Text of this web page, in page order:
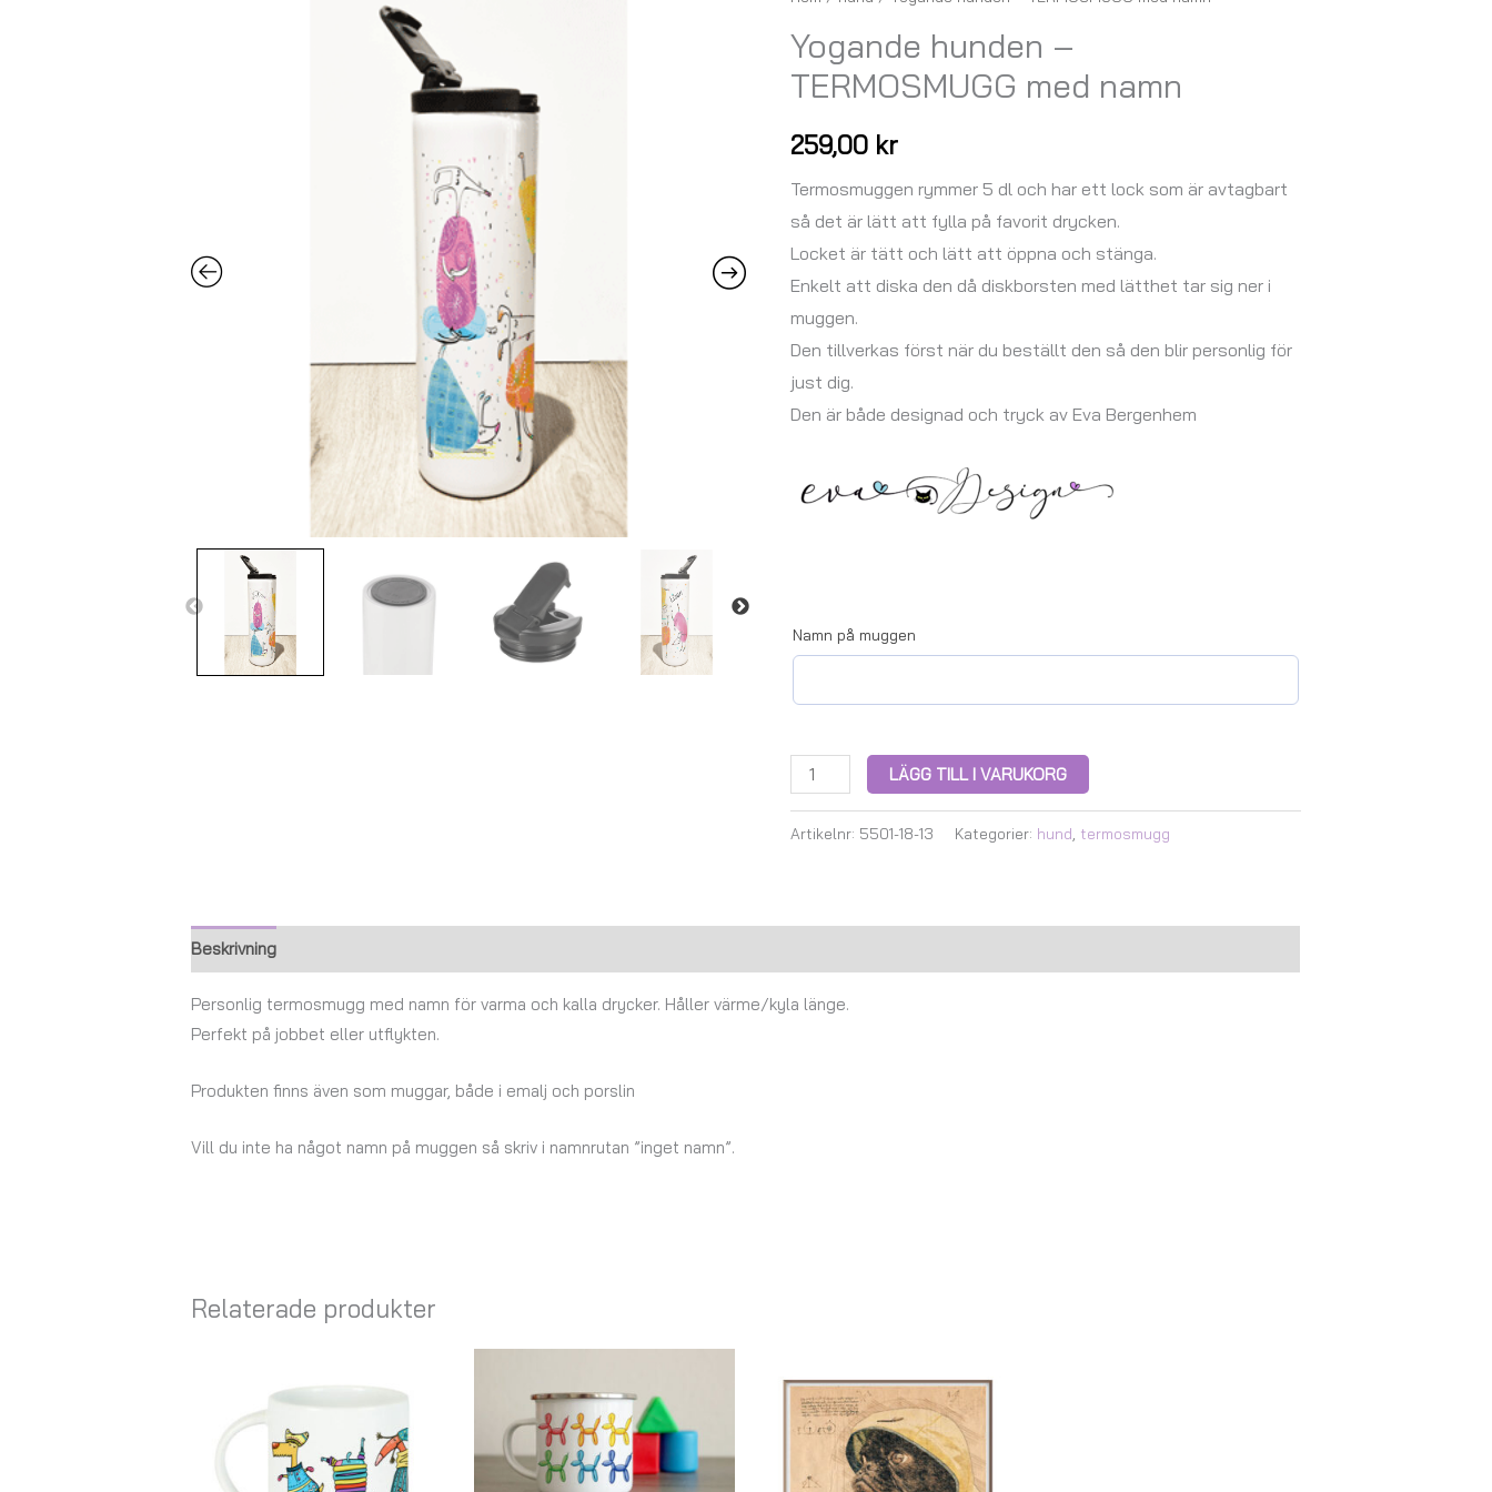
Yogande hunden –
TERMOSMUGG med namn
259,00 kr
Termosmuggen rymmer 5 dl och har ett lock som är avtagbart
så det är lätt att fylla på favorit drycken.
Locket är tätt och lätt att öppna och stänga.
Enkelt att diska den då diskborsten med lätthet tar sig ner i
muggen.
Den tillverkas först när du beställt den så den blir personlig för
just dig.
Den är både designad och tryck av Eva Bergenhem
Namn på muggen
TERMOSMUGG
namn
LÄGG TILL I VARUKORG
Artikelnr: 5501-18-13 Kategorier: hund termosmugg
Beskrivning
Personlig termosmugg med namn för varma och kalla drycker. Håller värme/kyla länge.
Perfekt på jobbet eller utflykten.
Produkten finns även som muggar, både i emalj och porslin
Vill du inte ha något namn på muggen så skriv i namnrutan ”inget namn”.
Relaterade produkter
129,00 kr
till
179,00 kr